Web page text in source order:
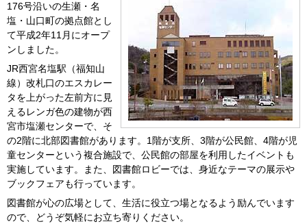
176号沿いの生瀬・名
塩・山口町の拠点館とし
て平成2年11月にオープ
ンしました。
JR西宮名塩駅（福知山
線）改札口のエスカレー
タを上がった左前方に見
えるレンガ色の建物が西
宮市塩瀬センターで、そ
の2階に北部図書館があります。1階が支所、3階が公民館、4階が児
童センターという複合施設で、公民館の部屋を利用したイベントも
実施しています。また、図書館ロビーでは、身近なテーマの展示や
ブックフェアも行っています。
図書館が心の広場として、生活に役立つ場となるよう励んでいます
ので、どうぞ気軽にお立ち寄りください。